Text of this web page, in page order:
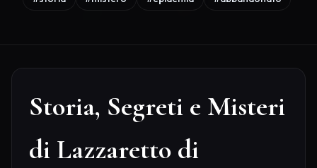
Storia, Segreti e Misteri
di Lazzaretto di